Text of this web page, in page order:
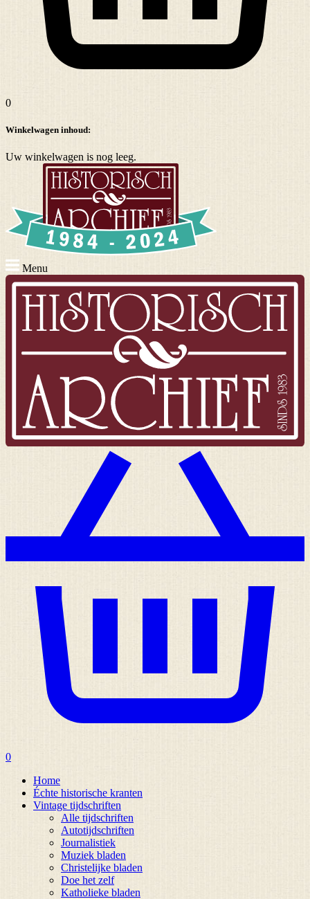
0
Winkelwagen inhoud:
Uw winkelwagen is nog leeg.
Menu
0
Home
Échte historische kranten
Vintage tijdschriften
Alle tijdschriften
Autotijdschriften
Journalistiek
Muziek bladen
Christelijke bladen
Doe het zelf
Katholieke bladen